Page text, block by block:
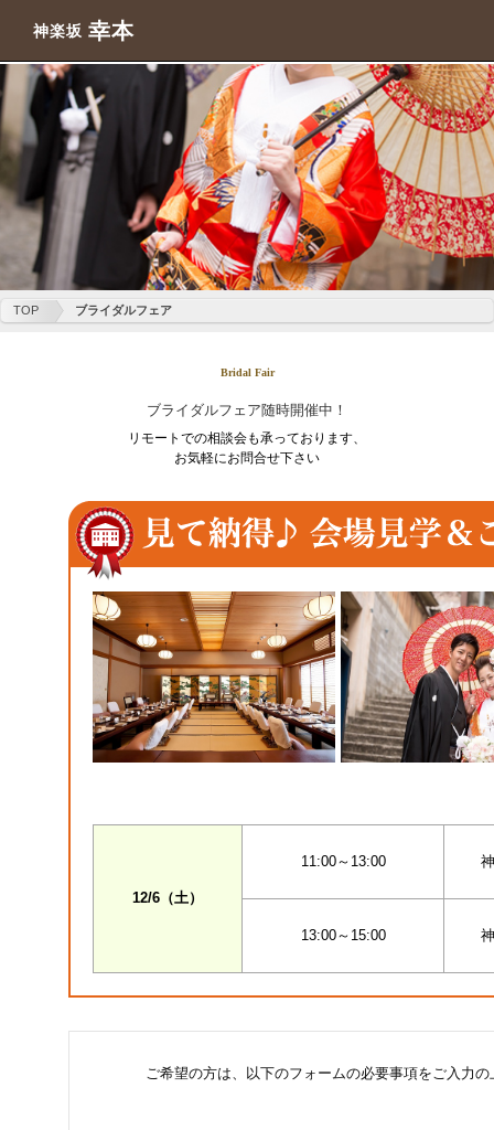
神楽坂 幸本
TOP ブライダルフェア
Bridal Fair
ブライダルフェア随時開催中！
リモートでの相談会も承っております、
お気軽にお問合せ下さい
12/6（土）
11:00～13:00
13:00～15:00